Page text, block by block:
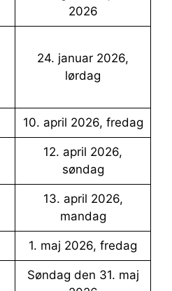
2026
24. januar 2026,
lørdag
10. april 2026, fredag
12. april 2026,
søndag
13. april 2026,
mandag
1. maj 2026, fredag
Søndag den 31. maj